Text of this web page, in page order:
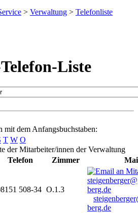
> Verwaltung > Telefonliste
Liste
mit dem Anfangsbuchstaben:
T W O
der Mitarbeiter/innen der Verwaltung
Telefon Zimmer
508-34 O.1.3
berg.de